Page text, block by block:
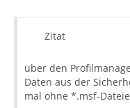
Zitat
über den
Daten aus der
mal ohne *.msf-